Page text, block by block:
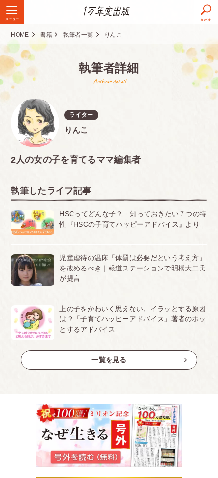
メニュー さがす
HOME 書籍 執筆者一覧 りんこ
執筆者詳細
Authors detail
ライター
りんこ
2人の女の子を育てるママ編集者
執筆したライフ記事
HSCってどんな子？ 知っておきたい７つの特
性『HSCの子育てハッピーアドバイス』より
児童虐待の温床「体罰は必要だという考え方」
を改めるべき｜報道ステーションで明橋大二氏
が提言
上の子をかわいく思えない。イラッとする原因
は？「子育てハッピーアドバイス」著者のホッ
とするアドバイス
一覧を見る